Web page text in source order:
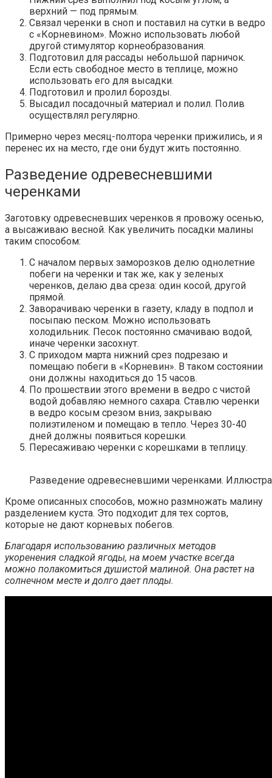
верхний — под прямым.
Связал черенки в сноп и поставил на сутки в ведро
с «Корневином». Можно использовать любой
другой стимулятор корнеобразования.
Подготовил для рассады небольшой парничок.
Если есть свободное место в теплице, можно
использовать его для высадки.
Подготовил и пролил борозды.
Высадил посадочный материал и полил. Полив
осуществлял регулярно.
Примерно через месяц-полтора черенки прижились, и я
перенес их на место, где они будут жить постоянно.
Разведение одревесневшими
черенками
Заготовку одревесневших черенков я провожу осенью,
а высаживаю весной. Как увеличить посадки малины
таким способом:
С началом первых заморозков делю однолетние
побеги на черенки и так же, как у зеленых
черенков, делаю два среза: один косой, другой
прямой.
Заворачиваю черенки в газету, кладу в подпол и
посыпаю песком. Можно использовать
холодильник. Песок постоянно смачиваю водой,
иначе черенки засохнут.
С приходом марта нижний срез подрезаю и
помещаю побеги в «Корневин». В таком состоянии
они должны находиться до 15 часов.
По прошествии этого времени в ведро с чистой
водой добавляю немного сахара. Ставлю черенки
в ведро косым срезом вниз, закрываю
полиэтиленом и помещаю в тепло. Через 30-40
дней должны появиться корешки.
Пересаживаю черенки с корешками в теплицу.
Разведение одревесневшими черенками.
Кроме описанных способов, можно размножать малину
разделением куста. Это подходит для тех сортов,
которые не дают корневых побегов.
Благодаря использованию различных методов
укоренения сладкой ягоды, на моем участке всегда
можно полакомиться душистой малиной. Она растет на
солнечном месте и долго дает плоды.